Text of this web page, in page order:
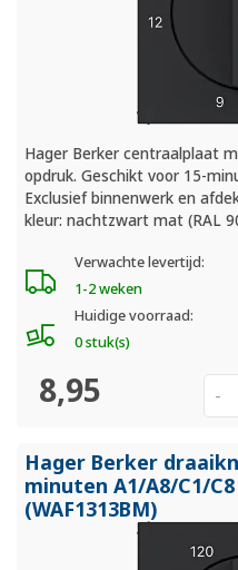
Hager Berker centraalplaat
opdruk. Geschikt voor 15-
Exclusief binnenwerk en
kleur: nachtzwart mat (RAL
Verwachte levertijd:
1-2 weken
Huidige voorraad:
0 stuk(s)
8,95 -
Hager Berker
minuten A1/A8/C1/
(WAF1313BM)